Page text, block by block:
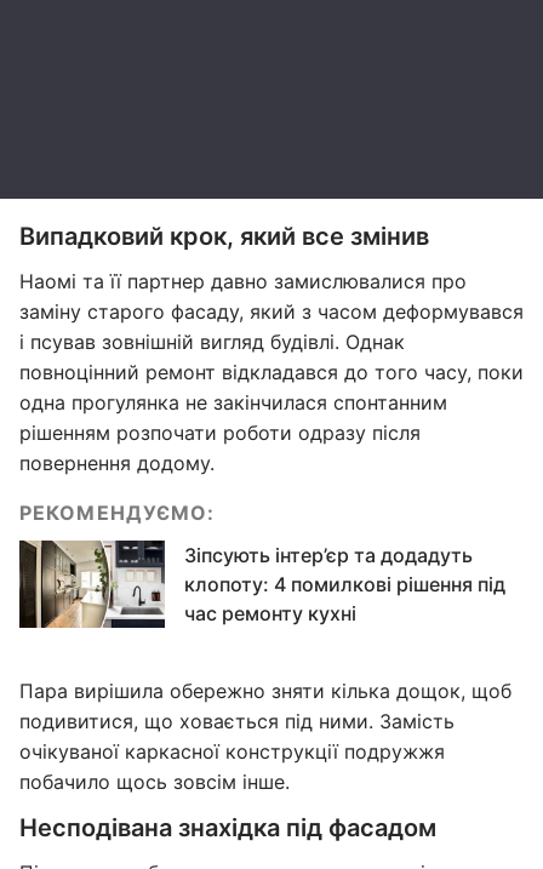
Випадковий крок, який все змінив
Наомі та її партнер давно замислювалися про
заміну старого фасаду, який з часом деформувався
і псував зовнішній вигляд будівлі. Однак
повноцінний ремонт відкладався до того часу, поки
одна прогулянка не закінчилася спонтанним
рішенням розпочати роботи одразу після
повернення додому.
РЕКОМЕНДУЄМО:
Зіпсують інтер’єр та додадуть
клопоту: 4 помилкові рішення під
час ремонту кухні
Пара вирішила обережно зняти кілька дощок, щоб
подивитися, що ховається під ними. Замість
очікуваної каркасної конструкції подружжя
побачило щось зовсім інше.
Несподівана знахідка під фасадом